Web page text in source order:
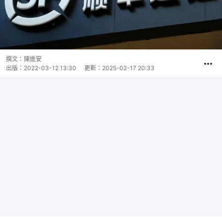
撰文： 陳進安
出版： 2022-03-12 13:30 更新： 2025-02-17 20:33